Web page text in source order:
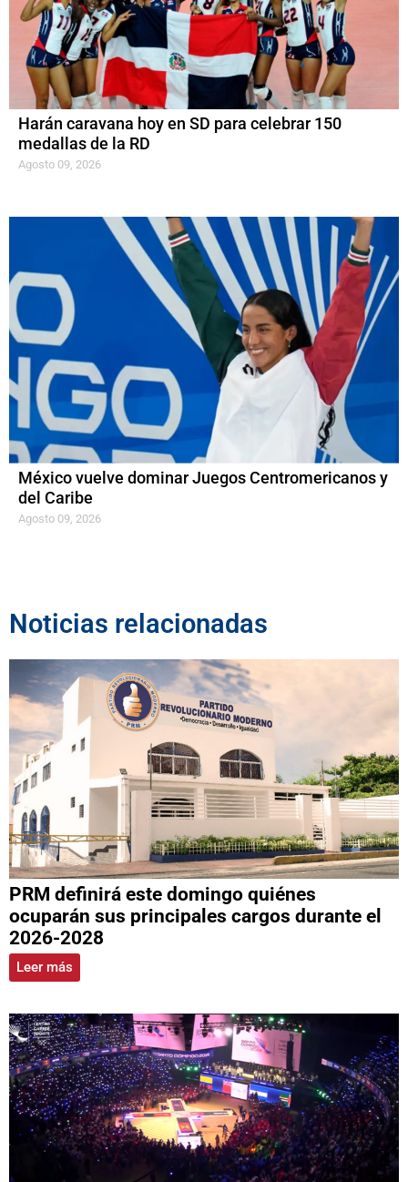
Harán caravana hoy en SD para celebrar 150
medallas de la RD
Agosto 09, 2026
México vuelve dominar Juegos Centromericanos y
del Caribe
Agosto 09, 2026
Noticias relacionadas
PRM definirá este domingo quiénes
ocuparán sus principales cargos durante el
2026-2028
Leer más